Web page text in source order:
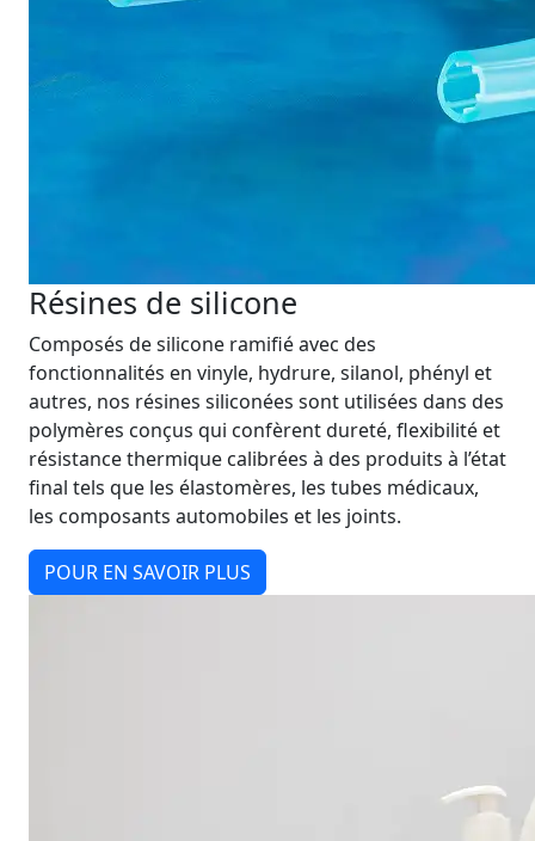
Résines de silicone
Composés de silicone ramifié avec des
fonctionnalités en vinyle, hydrure, silanol, phényl et
autres, nos résines siliconées sont utilisées dans des
polymères conçus qui confèrent dureté, flexibilité et
résistance thermique calibrées à des produits à l’état
final tels que les élastomères, les tubes médicaux,
les composants automobiles et les joints.
POUR EN SAVOIR PLUS